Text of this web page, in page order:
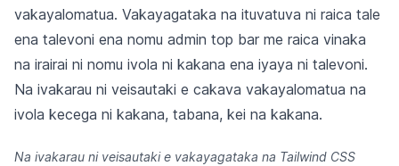
vakayalomatua. Vakayagataka na ituvatuva ni raica tale
ena talevoni ena nomu admin top bar me raica vinaka
na irairai ni nomu ivola ni kakana ena iyaya ni talevoni.
Na ivakarau ni veisautaki e cakava vakayalomatua na
ivola kecega ni kakana, tabana, kei na kakana.
Na ivakarau ni veisautaki e vakayagataka na Tailwind CSS